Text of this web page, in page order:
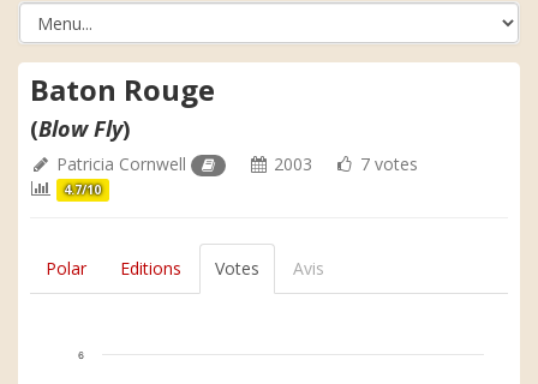
Baton Rouge
(Blow Fly)
Patricia Cornwell 2003 7 votes
4.7/10
Polar Editions Votes Avis
6